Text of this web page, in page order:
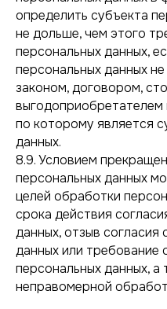
определить субъекта
не дольше, чем этого
персональных данных,
персональных данных
законом, договором,
выгодоприобретателем
по которому является
данных.
8.9. Условием
персональных данных
целей обработки
срока действия
данных, отзыв
данных или требование
персональных данных, а
неправомерной